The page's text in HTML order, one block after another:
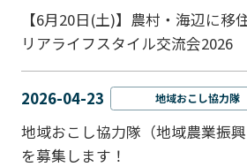
【6月20日(土)】農村・海辺に移
リアライフスタイル交流会2026
2026-04-23 地域おこし協力隊
地域おこし協力隊（地域農業振興
を募集します！